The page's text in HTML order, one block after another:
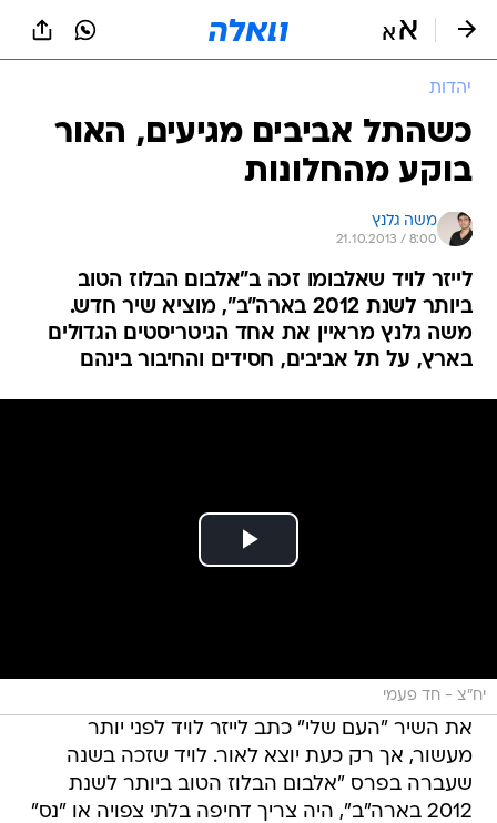
יהדות
כשהתל אביבים מגיעים, האור
בוקע מהחלונות
משה גלנץ
21.10.2013 / 8:00
לייזר לויד שאלבומו זכה ב"אלבום הבלוז הטוב
ביותר לשנת 2012 בארה"ב", מוציא שיר חדש.
משה גלנץ מראיין את אחד הגיטריסטים הגדולים
בארץ, על תל אביבים, חסידים והחיבור בינהם
יח"צ - חד פעמי
את השיר "העם שלי" כתב לייזר לויד לפני יותר
מעשור, אך רק כעת יוצא לאור. לויד שזכה בשנה
שעברה בפרס "אלבום הבלוז הטוב ביותר לשנת
2012 בארה"ב", היה צריך דחיפה בלתי צפויה או "נס"